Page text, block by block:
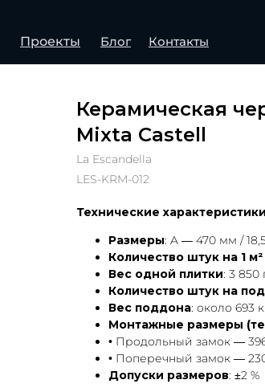
Проекты Блог Контакты
Керамическая
Mixta Castell
La Escandella
LES-KRM-012
Технические
Размеры: A — 470 мм /
Количество штук на 1 м²
Вес одной плитки: 3 850
Количество штук на
Вес поддона: около 693
Монтажные размеры
• Продольный замок — 396
• Поперечный замок — 230
Допуски размеров: ±2 %